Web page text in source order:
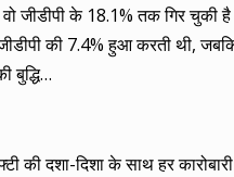
के 18.1% तक गिर चुकी है।
की 7.4% हुआ करती थी,
बुद्धि…
की दशा-दिशा के साथ हर